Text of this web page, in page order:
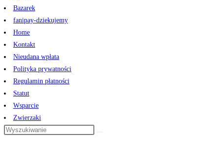
Bazarek
fanipay-dziekujemy
Home
Kontakt
Nieudana wpłata
Polityka prywatności
Regulamin płatności
Statut
Wsparcie
Zwierzaki